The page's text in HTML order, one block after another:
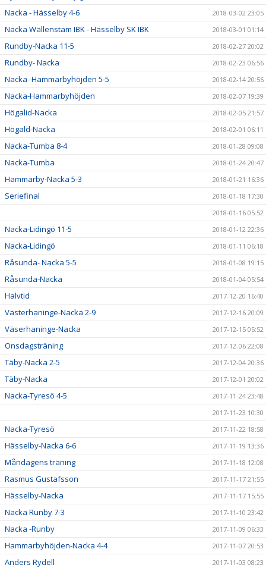
Nacka - Hässelby 4-6 2018-03-02 23:05
Nacka Wallenstam IBK - Hässelby SK IBK 2018-03-01 01:14
Rundby-Nacka 11-5 2018-02-27 20:02
Rundby- Nacka 2018-02-23 06:56
Nacka -Hammarbyhöjden 5-5 2018-02-14 20:56
Nacka-Hammarbyhöjden 2018-02-07 19:39
Högalid-Nacka 2018-02-05 21:57
Högald-Nacka 2018-02-01 06:11
Nacka-Tumba 8-4 2018-01-28 09:08
Nacka-Tumba 2018-01-24 20:47
Hammarby-Nacka 5-3 2018-01-21 16:36
Seriefinal
2018-01-18 17:30
2018-01-16 05:52
Nacka-Lidingö 11-5 2018-01-12 22:36
Nacka-Lidingö 2018-01-11 06:18
Råsunda- Nacka 5-5 2018-01-08 19:15
Råsunda-Nacka 2018-01-04 05:54
Halvtid 2017-12-20 16:40
Västerhaninge-Nacka 2-9 2017-12-16 20:09
Väserhaninge-Nacka 2017-12-15 05:52
Onsdagsträning 2017-12-06 22:08
Täby-Nacka 2-5 2017-12-04 20:36
Täby-Nacka 2017-12-01 20:02
Nacka-Tyresö 4-5
2017-11-24 23:48
2017-11-23 10:30
Nacka-Tyresö 2017-11-22 18:58
Hässelby-Nacka 6-6 2017-11-19 13:36
Måndagens träning 2017-11-18 12:08
Rasmus Gustafsson 2017-11-17 21:55
Hässelby-Nacka 2017-11-17 15:55
Nacka Runby 7-3 2017-11-10 23:42
Nacka -Runby 2017-11-09 06:33
Hammarbyhöjden-Nacka 4-4 2017-11-07 20:53
Anders Rydell 2017-11-03 08:23